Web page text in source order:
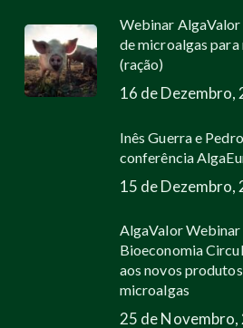
Webinar
de microalgas
(ração)
16 de Dezembro,
Inês Guerra e
conferência
15 de Dezembro,
AlgaValor Webinar
Bioeconomia
aos novos
microalgas
25 de Novembro,